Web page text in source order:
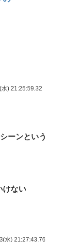
) 21:25:59.32
ーンという
けない
水) 21:27:43.76